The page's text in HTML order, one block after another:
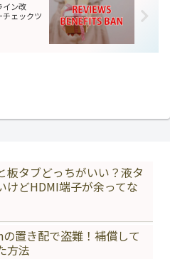
イン改
ェックツ
板タブどっちがいい？液タ
けどHDMI端子が余ってな
置き配で盗難！補償して
方法